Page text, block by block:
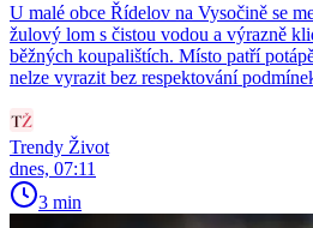
U malé obce Řídelov na Vysočině se
žulový lom s čistou vodou a výrazně
běžných koupalištích. Místo patří
nelze vyrazit bez respektování
Trendy Život
dnes, 07:11
3 min